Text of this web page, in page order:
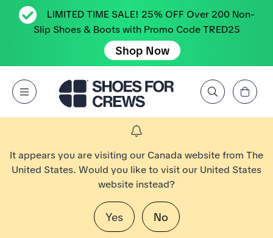
LIMITED TIME SALE! 25% OFF Over 200 Non-
Slip Shoes & Boots with Promo Code TRED25
Shop Now
Open Menu
Aller à la page d’accueil Shoes For Crews
Rechercher par marque, caractéristique, style, couleur, etc.
Affichez le panier
It appears you are visiting our Canada website from The
United States. Would you like to visit our United States
website instead?
Yes No